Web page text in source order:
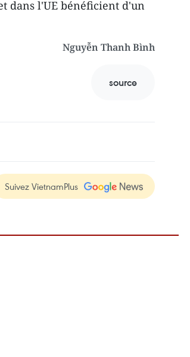
dans l'UE bénéficient d'un
Nguyễn Thanh Bình
source
Suivez VietnamPlus